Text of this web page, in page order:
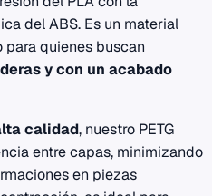
del ABS. Es un material
quienes buscan
y con un acabado
calidad, nuestro PETG
entre capas, minimizando
en piezas